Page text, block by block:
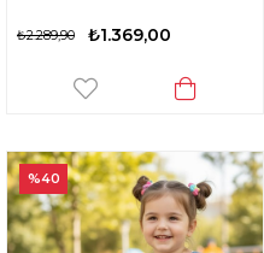
₺1.369,00
₺2.289,90
%40